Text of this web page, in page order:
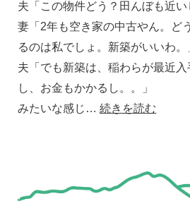
夫「この物件どう？田んぼも近い
妻「2年も空き家の中古やん。ど
るのは私でしょ。新築がいいわ。
夫「でも新築は、稲わらが最近入
し、お金もかかるし。。」
みたいな感じ…続きを読む